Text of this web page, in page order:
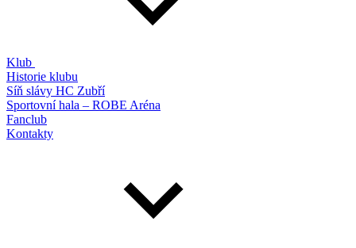
Klub
Historie klubu
Síň slávy HC Zubří
Sportovní hala – ROBE Aréna
Fanclub
Kontakty